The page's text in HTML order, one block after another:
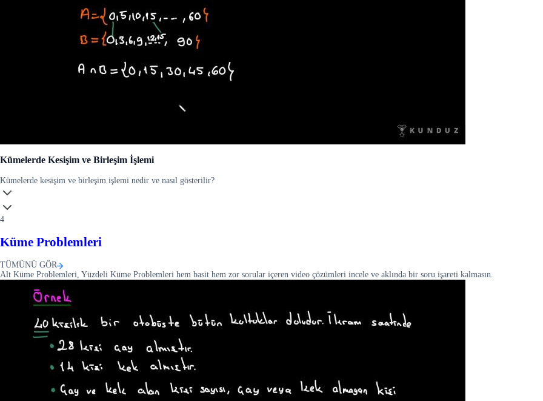
Kümelerde Kesişim ve Birleşim İşlemi
Kümelerde kesişim ve birleşim işlemi nedir ve nasıl gösterilir?
4
Küme Problemleri
TÜMÜNÜ GÖR
Alt Küme Problemleri, Yüzdeli Küme Problemleri hem basit hem zor sorular içeren video çözümleri incele ve aklında bir soru işareti kalmasın.